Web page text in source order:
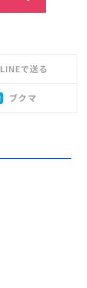
LINEで送る
ブクマ